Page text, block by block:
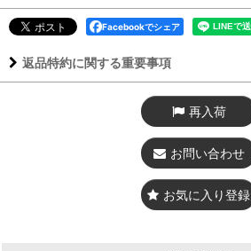
Facebookでシェア
返品特約に関する重要事項
再入荷
お問い合わせ
お気に入り登録